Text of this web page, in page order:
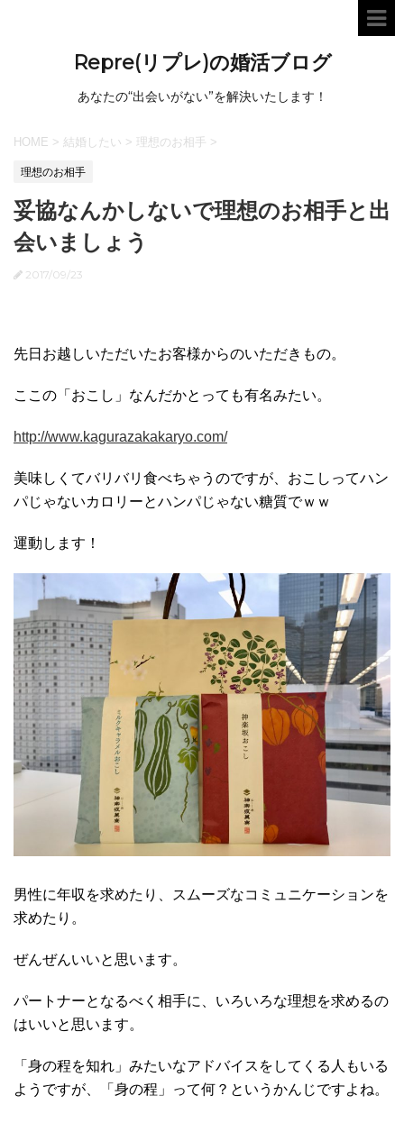
Repre(リプレ)の婚活ブログ
あなたの“出会いがない”を解決いたします！
HOME > 結婚したい > 理想のお相手 >
理想のお相手
妥協なんかしないで理想のお相手と出
会いましょう
2017/09/23
先日お越しいただいたお客様からのいただきもの。
ここの「おこし」なんだかとっても有名みたい。
http://www.kagurazakakaryo.com/
美味しくてバリバリ食べちゃうのですが、おこしってハン
パじゃないカロリーとハンパじゃない糖質でｗｗ
運動します！
男性に年収を求めたり、スムーズなコミュニケーションを
求めたり。
ぜんぜんいいと思います。
パートナーとなるべく相手に、いろいろな理想を求めるの
はいいと思います。
「身の程を知れ」みたいなアドバイスをしてくる人もいる
ようですが、「身の程」って何？というかんじですよね。